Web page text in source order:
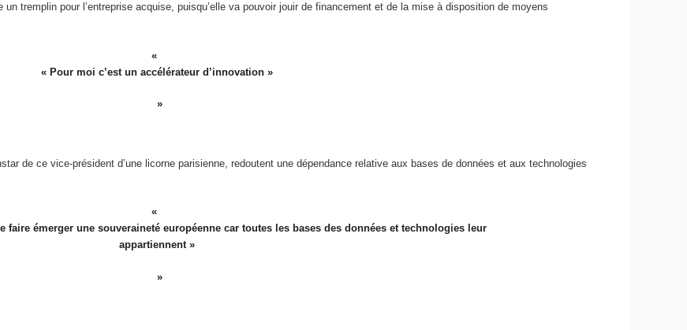
tremplin pour l’entreprise acquise, puisqu’elle va pouvoir jouir de financement et de la mise à disposition de moyens
« Pour moi c’est un accélérateur d’innovation »
de ce vice-président d’une licorne parisienne, redoutent une dépendance relative aux bases de données et aux technologies
faire émerger une souveraineté européenne car toutes les bases des données et technologies leur
appartiennent »